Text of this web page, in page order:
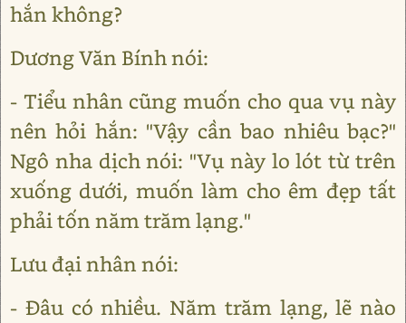
hắn không?
Dương Văn Bính nói:
- Tiểu nhân cũng muốn cho qua vụ này
nên hỏi hắn: "Vậy cần bao nhiêu bạc?"
Ngô nha dịch nói: "Vụ này lo lót từ trên
xuống dưới, muốn làm cho êm đẹp tất
phải tốn năm trăm lạng."
Lưu đại nhân nói:
- Đâu có nhiều. Năm trăm lạng, lẽ nào